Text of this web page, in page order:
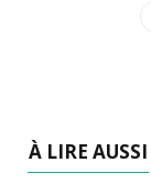
À LIRE AUSSI